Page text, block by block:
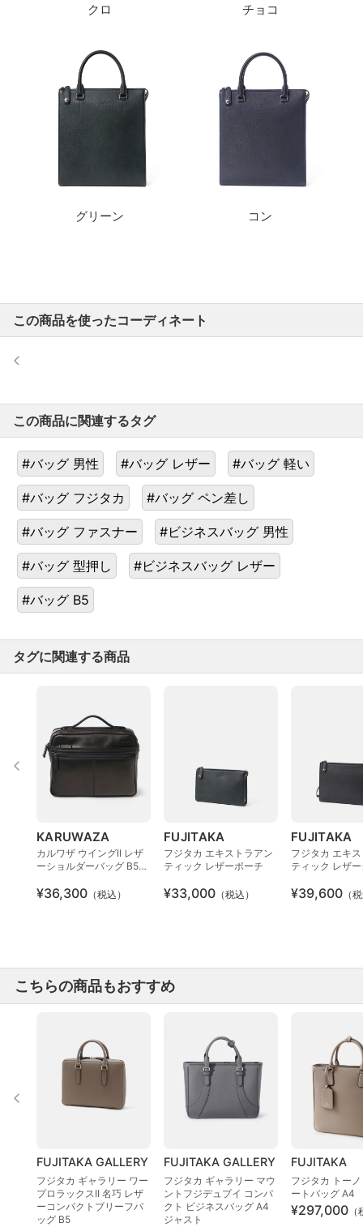
クロ チョコ
グリーン コン
この商品を使ったコーディネート
この商品に関連するタグ
#バッグ 男性 #バッグ レザー #バッグ 軽い
#バッグ フジタカ #バッグ ペン差し
#バッグ ファスナー #ビジネスバッグ 男性
#バッグ 型押し #ビジネスバッグ レザー
#バッグ B5
タグに関連する商品
KARUWAZA
カルワザ ウイングII レザ
ーショルダーバッグ B5ジ
¥36,300 （税込）
FUJITAKA
フジタカ エキストラアン
ティック レザーポーチ
¥33,000 （税込）
FUJITAKA
フジタカ エキ
ティック レザ
¥39,600 （
こちらの商品もおすすめ
FUJITAKA GALLERY
フジタカ ギャラリー ワー
プロラックスII 名巧 レザ
ーコンパクトブリーフバ
ッグ B5
FUJITAKA GALLERY
フジタカ ギャラリー マウ
ントフジデュプイ コンパ
クト ビジネスバッグ A4
ジャスト
FUJITAKA
フジタカ トー
ートバッグ A4
¥297,000